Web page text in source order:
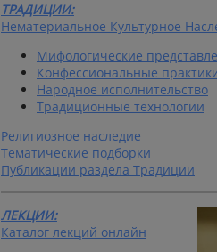
ТРАДИЦИИ:
Нематериальное Культурное
Мифологические
Конфессиональные
Народное исполнительство
Традиционные технологии
Религиозное наследие
Тематические подборки
Публикации раздела Традиции
ЛЕКЦИИ:
Каталог лекций онлайн